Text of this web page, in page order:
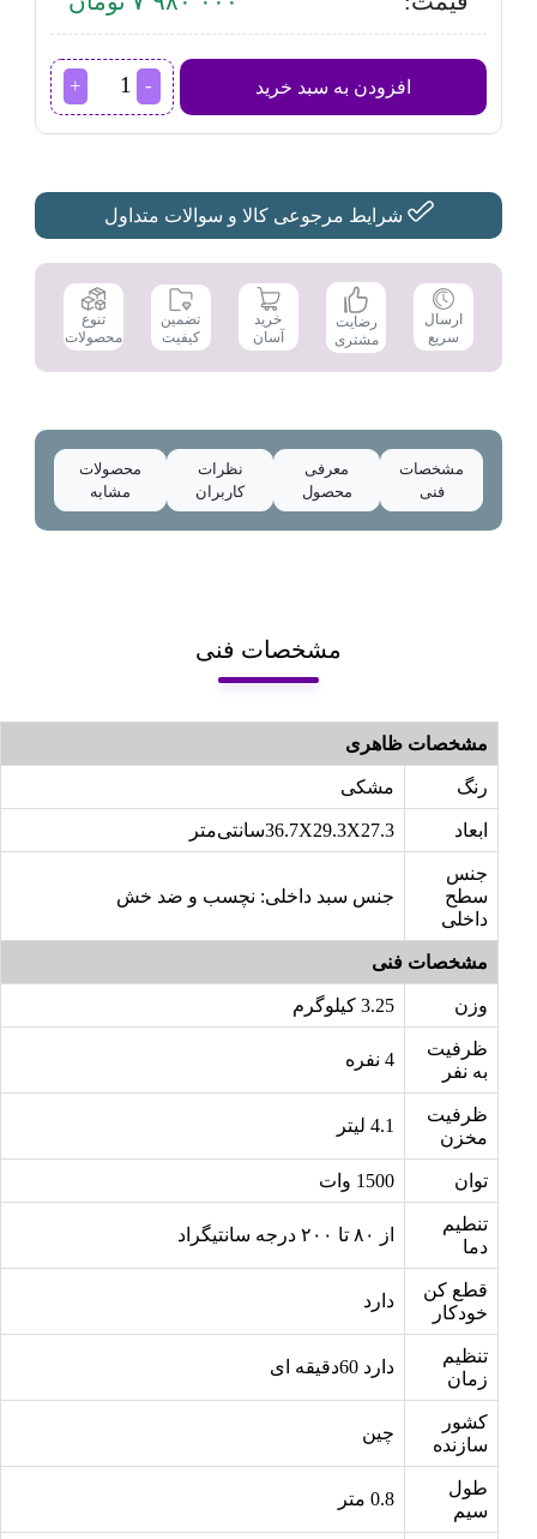
افزودن به سبد خرید
سرخ
کن
مدل
NA120/00
عدد
شرایط مرجوعی کالا و سوالات متداول
ارسال
سریع
رضایت
مشتری
خرید
آسان
تضمین
کیفیت
تنوع
محصولات
مشخصات
فنی
معرفی
محصول
نظرات
کاربران
محصولات
مشابه
مشخصات فنی
مشخصات ظاهری
رنگ مشکی
ابعاد 36.7X29.3X27.3سانتی‌متر
جنس
سطح
داخلی
جنس سبد داخلی: نچسب و ضد خش
مشخصات فنی
وزن 3.25 کیلوگرم
ظرفیت
به نفر
ظرفیت
مخزن
توان 1500 وات
تنطیم
دما
قطع کن
خودکار
دارد
تنظیم
زمان
دارد 60دقیقه ای
کشور
سازنده
چین
طول
سیم
0.8 متر